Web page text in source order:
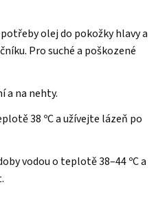
olej do pokožky hlavy a
Pro suché a poškozené
a na nehty.
38 ºC a užívejte lázeň po
vodou o teplotě 38–44 ºC a